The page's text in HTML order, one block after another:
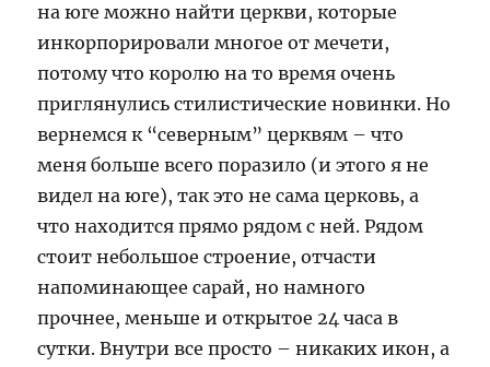
на юге можно найти церкви, которые
инкорпорировали многое от мечети,
потому что королю на то время очень
приглянулись стилистические новинки. Но
вернемся к “северным” церквям – что
меня больше всего поразило (и этого я не
видел на юге), так это не сама церковь, а
что находится прямо рядом с ней. Рядом
стоит небольшое строение, отчасти
напоминающее сарай, но намного
прочнее, меньше и открытое 24 часа в
сутки. Внутри все просто – никаких икон, а